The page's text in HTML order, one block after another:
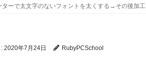
ターで太文字のないフォントを太くする→その後加工
2020年7月24日 RubyPCSchool